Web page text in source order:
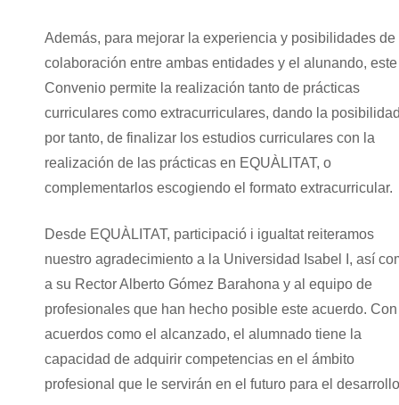
Además, para mejorar la experiencia y posibilidades de
colaboración entre ambas entidades y el alunando, este
Convenio permite la realización tanto de prácticas
curriculares como extracurriculares, dando la
por tanto, de finalizar los estudios curriculares con la
realización de las prácticas en EQUÀLITAT, o
complementarlos escogiendo el formato extracurricular.
Desde EQUÀLITAT, participació i igualtat reiteramos
nuestro agradecimiento a la Universidad Isabel I, así
a su Rector Alberto Gómez Barahona y al equipo de
profesionales que han hecho posible este acuerdo. Con
acuerdos como el alcanzado, el alumnado tiene la
capacidad de adquirir competencias en el ámbito
profesional que le servirán en el futuro para el